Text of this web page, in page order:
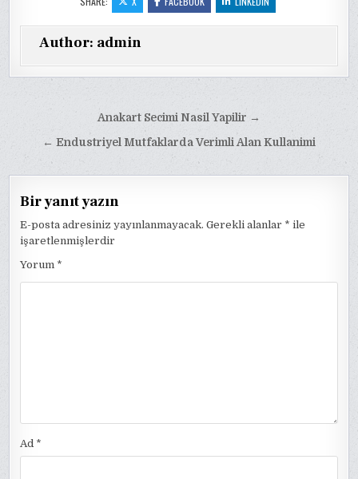
Author: admin
gezinmesi
Anakart Secimi Nasil Yapilir →
← Endustriyel Mutfaklarda Verimli Alan Kullanimi
Bir yanıt yazın
E-posta adresiniz yayınlanmayacak. Gerekli alanlar * ile
işaretlenmişlerdir
Yorum *
Ad *